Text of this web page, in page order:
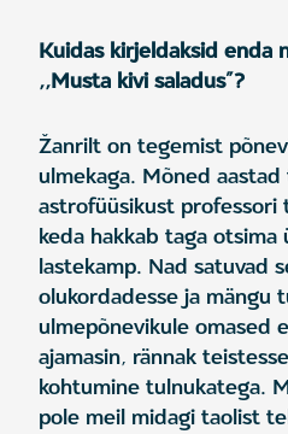
Kuidas kirjeldaksid enda
,,Musta kivi saladus”?
Žanrilt on tegemist
ulmekaga. Mõned aastad
astrofüüsikust
keda hakkab taga otsima
lastekamp. Nad satuvad
olukordadesse ja mängu
ulmepõnevikule omased
ajamasin, rännak
kohtumine tulnukatega.
pole meil midagi taolist